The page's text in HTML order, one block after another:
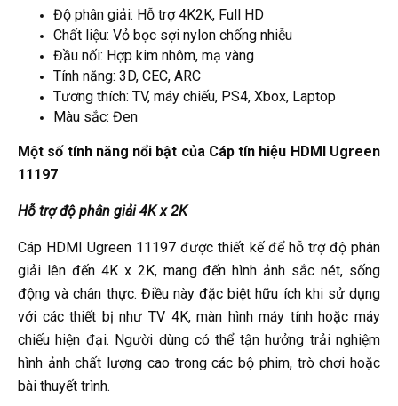
Độ phân giải: Hỗ trợ 4K2K, Full HD
Chất liệu: Vỏ bọc sợi nylon chống nhiễu
Đầu nối: Hợp kim nhôm, mạ vàng
Tính năng: 3D, CEC, ARC
Tương thích: TV, máy chiếu, PS4, Xbox, Laptop
Màu sắc: Đen
Một số tính năng nổi bật của Cáp tín hiệu HDMI Ugreen
11197
Hỗ trợ độ phân giải 4K x 2K
Cáp HDMI Ugreen 11197 được thiết kế để hỗ trợ độ phân
giải lên đến 4K x 2K, mang đến hình ảnh sắc nét, sống
động và chân thực. Điều này đặc biệt hữu ích khi sử dụng
với các thiết bị như TV 4K, màn hình máy tính hoặc máy
chiếu hiện đại. Người dùng có thể tận hưởng trải nghiệm
hình ảnh chất lượng cao trong các bộ phim, trò chơi hoặc
bài thuyết trình.